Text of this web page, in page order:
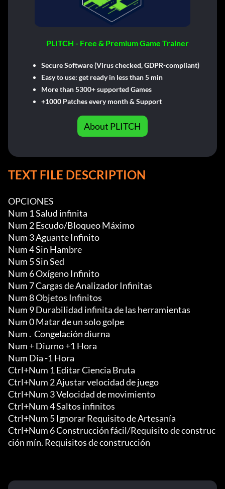
PLITCH - Free & Premium Game Trainer
Secure Software (Virus checked, GDPR-compliant)
Easy to use: get ready in less than 5 min
More than 5300+ supported Games
+1000 Patches every month & Support
About PLITCH
TEXT FILE DESCRIPTION
OPCIONES
Num 1 Salud infinita
Num 2 Escudo/Bloqueo Máximo
Num 3 Aguante Infinito
Num 4 Sin Hambre
Num 5 Sin Sed
Num 6 Oxígeno Infinito
Num 7 Cargas de Analizador Infinitas
Num 8 Objetos Infinitos
Num 9 Durabilidad infinita de las herramientas
Num 0 Matar de un solo golpe
Num .  Congelación diurna
Num + Diurno +1 Hora
Num Día -1 Hora
Ctrl+Num 1 Editar Ciencia Bruta
Ctrl+Num 2 Ajustar velocidad de juego
Ctrl+Num 3 Velocidad de movimiento
Ctrl+Num 4 Saltos infinitos
Ctrl+Num 5 Ignorar Requisito de Artesanía
Ctrl+Num 6 Construcción fácil/Requisito de construc
ción mín. Requisitos de construcción